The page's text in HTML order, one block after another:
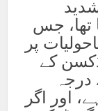
تھا، جس
پر
ڈکسن کے
کے درجہ
اور اگر